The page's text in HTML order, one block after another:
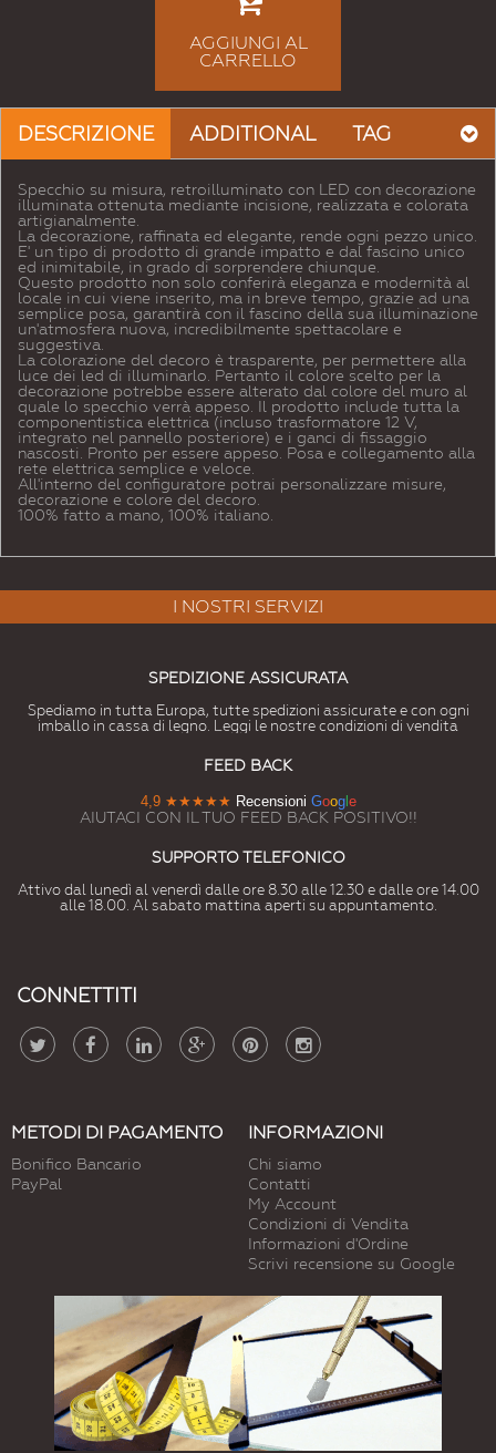
AGGIUNGI AL
CARRELLO
DESCRIZIONE ADDITIONAL TAG
Specchio su misura, retroilluminato con LED con decorazione
illuminata ottenuta mediante incisione, realizzata e colorata
artigianalmente.
La decorazione, raffinata ed elegante, rende ogni pezzo unico.
E' un tipo di prodotto di grande impatto e dal fascino unico
ed inimitabile, in grado di sorprendere chiunque.
Questo prodotto non solo conferirà eleganza e modernità al
locale in cui viene inserito, ma in breve tempo, grazie ad una
semplice posa, garantirà con il fascino della sua illuminazione
un'atmosfera nuova, incredibilmente spettacolare e
suggestiva.
La colorazione del decoro è trasparente, per permettere alla
luce dei led di illuminarlo. Pertanto il colore scelto per la
decorazione potrebbe essere alterato dal colore del muro al
quale lo specchio verrà appeso. Il prodotto include tutta la
componentistica elettrica (incluso trasformatore 12 V,
integrato nel pannello posteriore) e i ganci di fissaggio
nascosti. Pronto per essere appeso. Posa e collegamento alla
rete elettrica semplice e veloce.
All'interno del configuratore potrai personalizzare misure,
decorazione e colore del decoro.
100% fatto a mano, 100% italiano.
I NOSTRI SERVIZI
SPEDIZIONE ASSICURATA
Spediamo in tutta Europa, tutte spedizioni assicurate e con ogni
imballo in cassa di legno. Leggi le nostre condizioni di vendita
FEED BACK
4,9 ★★★★★ Recensioni Googl e
AIUTACI CON IL TUO FEED BACK POSITIVO!!
SUPPORTO TELEFONICO
Attivo dal lunedì al venerdì dalle ore 8.30 alle 12.30 e dalle ore 14.00
alle 18.00. Al sabato mattina aperti su appuntamento.
CONNETTITI
METODI DI PAGAMENTO
Bonifico Bancario
PayPal
INFORMAZIONI
Chi siamo
Contatti
My Account
Condizioni di Vendita
Informazioni d'Ordine
Scrivi recensione su Google